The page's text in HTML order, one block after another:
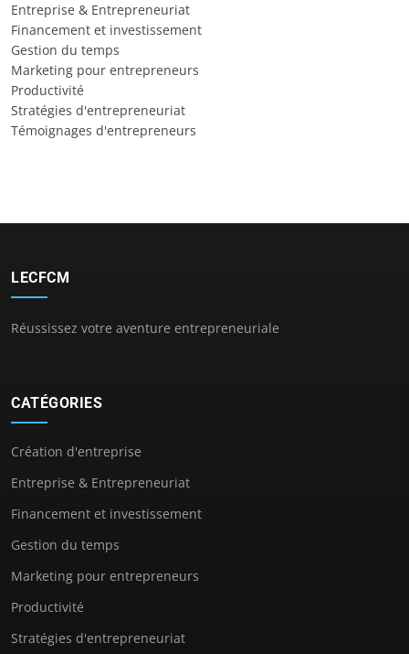
Entreprise & Entrepreneuriat
Financement et investissement
Gestion du temps
Marketing pour entrepreneurs
Productivité
Stratégies d'entrepreneuriat
Témoignages d'entrepreneurs
LECFCM
Réussissez votre aventure entrepreneuriale
CATÉGORIES
Création d'entreprise
Entreprise & Entrepreneuriat
Financement et investissement
Gestion du temps
Marketing pour entrepreneurs
Productivité
Stratégies d'entrepreneuriat